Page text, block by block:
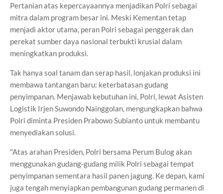
Pertanian atas kepercayaannya menjadikan Polri sebagai
mitra dalam program besar ini. Meski Kementan tetap
menjadi aktor utama, peran Polri sebagai penggerak dan
perekat sumber daya nasional terbukti krusial dalam
meningkatkan produksi.
Tak hanya soal tanam dan serap hasil, lonjakan produksi ini
membawa tantangan baru: keterbatasan gudang
penyimpanan. Menjawab kebutuhan ini, Polri, lewat Asisten
Logistik Irjen Suwondo Nainggolan, mengungkapkan bahwa
Polri diminta Presiden Prabowo Subianto untuk membantu
menyediakan solusi.
"Atas arahan Presiden, Polri bersama Perum Bulog akan
menggunakan gudang-gudang milik Polri sebagai tempat
penyimpanan sementara hasil panen jagung. Ke depan, kami
juga tengah menyiapkan pembangunan gudang permanen di